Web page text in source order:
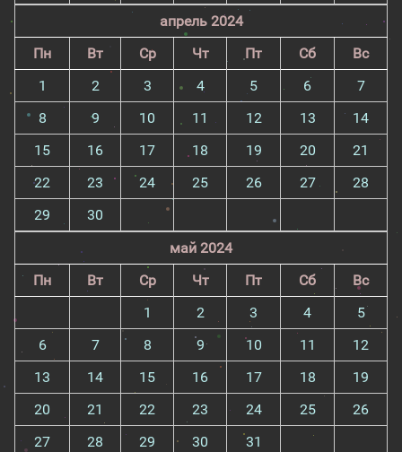
апрель 2024
Пн
Вт Ср Чт Пт Сб
Вс
1
2 3 4 5 6
7
8
9 10 11 12 13
14
15
16 17 18 19 20
21
22
23 24 25 26 27
28
29
30
май 2024
Пн
Вт Ср Чт Пт Сб
Вс
1
2 3 4
5
6
7 8 9 10 11
12
13
14 15 16 17 18
19
20
21 22 23 24 25
26
27
28 29 30
31